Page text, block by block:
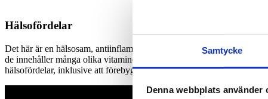
Samtycke
Denna webbplats använder
Hälsofördelar
Det här är en hälsosam, antiinflammatorisk variant av den klassiska
de innehåller många olika vitaminer och antioxidanter samt mycket
hälsofördelar, inklusive att förebygga infektioner med sina